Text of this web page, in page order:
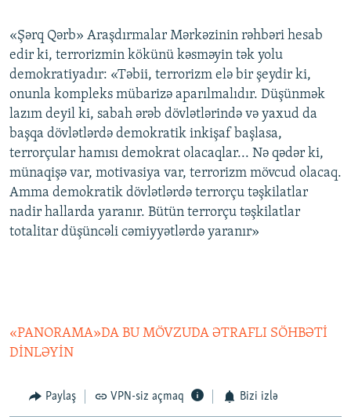
«Şərq Qərb» Araşdırmalar Mərkəzinin rəhbəri hesab
edir ki, terrorizmin kökünü kəsməyin tək yolu
demokratiyadır: «Təbii, terrorizm elə bir şeydir ki,
onunla kompleks mübarizə aparılmalıdır. Düşünmək
lazım deyil ki, sabah ərəb dövlətlərində və yaxud da
başqa dövlətlərdə demokratik inkişaf başlasa,
terrorçular hamısı demokrat olacaqlar... Nə qədər ki,
münaqişə var, motivasiya var, terrorizm mövcud olacaq.
Amma demokratik dövlətlərdə terrorçu təşkilatlar
nadir hallarda yaranır. Bütün terrorçu təşkilatlar
totalitar düşüncəli cəmiyyətlərdə yaranır»
«PANORAMA»DA BU MÖVZUDA ƏTRAFLI SÖHBƏTİ
DİNLƏYİN
Paylaş VPN-siz açmaq Bizi izlə